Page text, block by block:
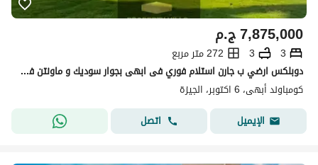
ج.م7,875,000
3
3
272 متر مربع
دوبلكس ارضي ب جارن استلام فوري فى ابهى بجوار سوديك و ماونتن فيو التوسعات الشماليه
كومباوند أبهى، 6 اكتوبر، الجيزة
الإيميل
اتصل